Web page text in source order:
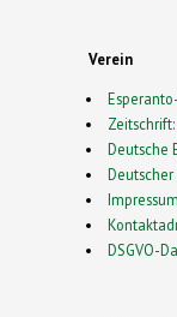
Verein
Deutsche
Impressum
DSGVO-